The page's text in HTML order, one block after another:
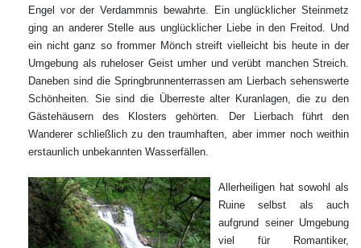
Engel vor der Verdammnis bewahrte. Ein unglücklicher Steinmetz
ging an anderer Stelle aus unglücklicher Liebe in den Freitod. Und
ein nicht ganz so frommer Mönch streift vielleicht bis heute in der
Umgebung als ruheloser Geist umher und verübt manchen Streich.
Daneben sind die Springbrunnenterrassen am Lierbach sehenswerte
Schönheiten. Sie sind die Überreste alter Kuranlagen, die zu den
Gästehäusern des Klosters gehörten. Der Lierbach führt den
Wanderer schließlich zu den traumhaften, aber immer noch weithin
erstaunlich unbekannten Wasserfällen.
Allerheiligen hat sowohl als
Ruine selbst als auch
aufgrund seiner Umgebung
viel für Romantiker,